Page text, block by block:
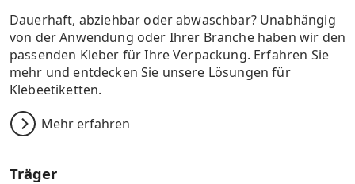
Dauerhaft, abziehbar oder abwaschbar? Unabhängig
von der Anwendung oder Ihrer Branche haben wir den
passenden Kleber für Ihre Verpackung. Erfahren Sie
mehr und entdecken Sie unsere Lösungen für
Klebeetiketten.
Mehr erfahren
Träger